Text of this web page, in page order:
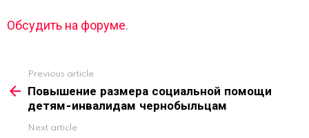
Обсудить на форуме.
more
Previous article
Повышение размера социальной помощи
детям-инвалидам чернобыльцам
Next article